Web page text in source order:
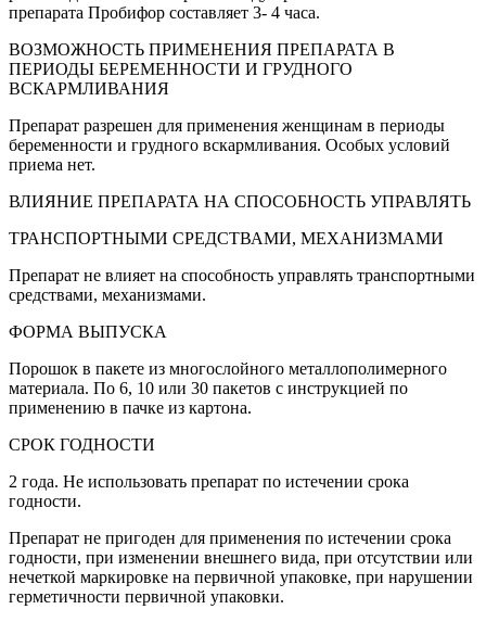
препарата Пробифор составляет 3- 4 часа.
ВОЗМОЖНОСТЬ ПРИМЕНЕНИЯ ПРЕПАРАТА В
ПЕРИОДЫ БЕРЕМЕННОСТИ И ГРУДНОГО
ВСКАРМЛИВАНИЯ
Препарат разрешен для применения женщинам в периоды
беременности и грудного вскармливания. Особых условий
приема нет.
ВЛИЯНИЕ ПРЕПАРАТА НА СПОСОБНОСТЬ УПРАВЛЯТЬ
ТРАНСПОРТНЫМИ СРЕДСТВАМИ, МЕХАНИЗМАМИ
Препарат не влияет на способность управлять транспортными
средствами, механизмами.
ФОРМА ВЫПУСКА
Порошок в пакете из многослойного металлополимерного
материала. По 6, 10 или 30 пакетов с инструкцией по
применению в пачке из картона.
СРОК ГОДНОСТИ
2 года. Не использовать препарат по истечении срока
годности.
Препарат не пригоден для применения по истечении срока
годности, при изменении внешнего вида, при отсутствии или
нечеткой маркировке на первичной упаковке, при нарушении
герметичности первичной упаковки.